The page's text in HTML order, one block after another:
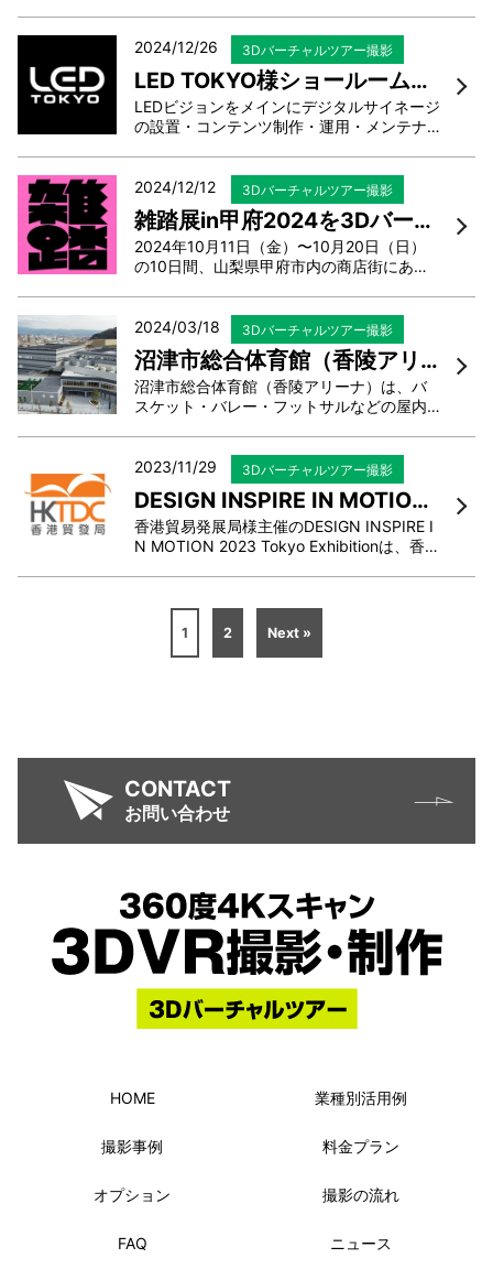
おり、女性向けのマシンも多数導入。汗を
かいた後はスッキリとシャワーを浴びて帰
れます。（シャンプ...
2024/12/26 3Dバーチャルツアー撮影
LED TOKYO様ショールームを3Dバーチャルツアーで撮影・編集しました
LEDビジョンをメインにデジタルサイネージ
の設置・コンテンツ制作・運用・メンテナ
展示会http://、音楽フェス、スポーツ施
設、スポーツ選手権、企業説明会など、規
模もさまざまな設置事...
2024/12/12 3Dバーチャルツアー撮影
雑踏展in甲府2024を3Dバーチャルツアーで撮影・編集しました
2024年10月11日（金）〜10月20日（日）
の10日間、山梨県甲府市内の商店街にある
たアート作品を展示する「雑踏」展 in 甲府
。障害のある方の芸術文化活動を広く周知
することを目的とし...
2024/03/18 3Dバーチャルツアー撮影
沼津市総合体育館（香陵アリーナ）を3Dバーチャルツアーで撮影・編集しました
沼津市総合体育館（香陵アリーナ）は、バ
スケット・バレー・フットサルなどの屋内
場・弓道場・卓球場・トレーニング室・多
目的スタジオ・ランニングコースなどを完
備した幅広く利用可...
2023/11/29 3Dバーチャルツアー撮影
DESIGN INSPIRE IN MOTION 2023 Tokyo Exhibitionを3Dバーチャルツアーで撮影・編集しました
香港貿易発展局様主催のDESIGN INSPIRE I
N MOTION 2023 Tokyo Exhibitionは、香港
参道にあるRand OMOTESANDOで開催さ
れました。東洋と西洋の文化が融合した国
1 2 Next »
CONTACT
お問い合わせ
HOME 業種別活用例
撮影事例 料金プラン
オプション 撮影の流れ
FAQ ニュース